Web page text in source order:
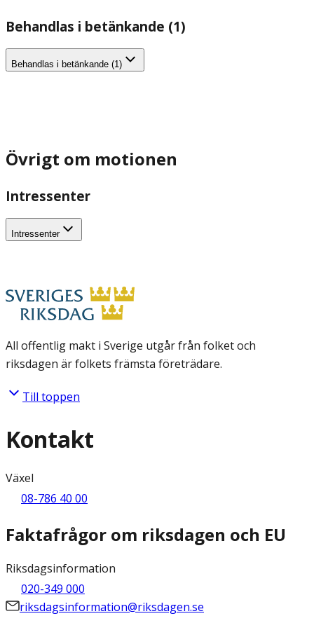
Behandlas i betänkande (1)
Behandlas i betänkande (1)
Övrigt om motionen
Intressenter
Intressenter
All offentlig makt i Sverige utgår från folket och
riksdagen är folkets främsta företrädare.
Till toppen
Kontakt
Växel
08-786 40 00
Faktafrågor om riksdagen och EU
Riksdagsinformation
020-349 000
riksdagsinformation@riksdagen.se